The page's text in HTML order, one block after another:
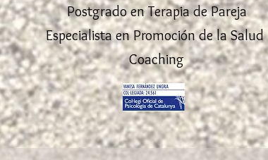
Postgrado en Terapia de Pareja
Especialista en Promoción de la Salud
Coaching